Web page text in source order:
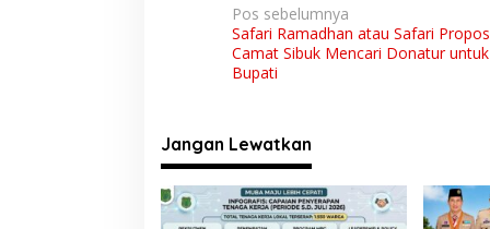
N
a
v
g
a
s
Pos sebelumnya
Safari Ramadhan atau Safari
Camat Sibuk Mencari Donatur
Bupati
Jangan Lewatkan